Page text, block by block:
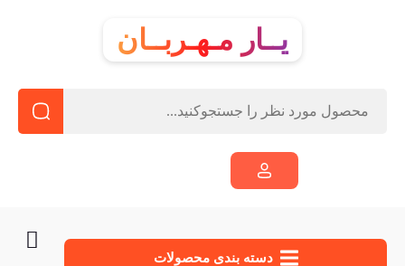
یــار مـهـربــان
دسته‌ بندی محصولات